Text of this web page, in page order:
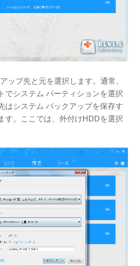
ップ先と元を選択します。通常、
でシステム パーティションを選択
はシステム バックアップを保存す
す。ここでは、外付けHDDを選択